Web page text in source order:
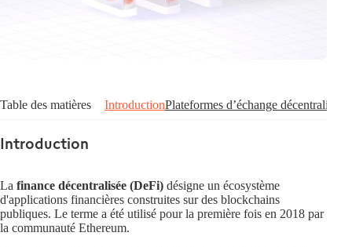
Table des matières IntroductionPlateformes d’échange décentralisées
Introduction
La finance décentralisée (DeFi) désigne un écosystème
d'applications financières construites sur des blockchains
publiques. Le terme a été utilisé pour la première fois en 2018 par
la communauté Ethereum.